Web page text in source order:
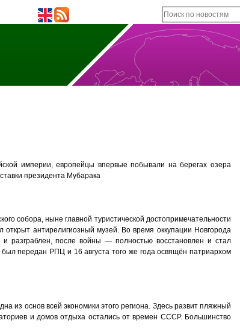
империи, европейцы впервые побывали на берегах озера
президента Мубарака
собора, ныне главной туристической достопримечательности
антирелигиозный музей. Во время оккупации Новгорода
разграблен, после войны — полностью восстановлен и стал
передан РПЦ и 16 августа того же года освящён патриархом
из основ всей экономики этого региона. Здесь развит пляжный
и домов отдыха остались от времен СССР. Большинство